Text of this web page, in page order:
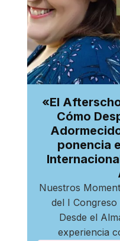
«El
Cómo
ponencia
Nuestros
del I
Desde el
experiencia